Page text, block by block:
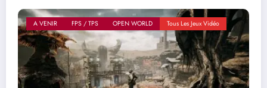
A VENIR FPS / TPS OPEN WORLD Tous Les Jeux Vidéo